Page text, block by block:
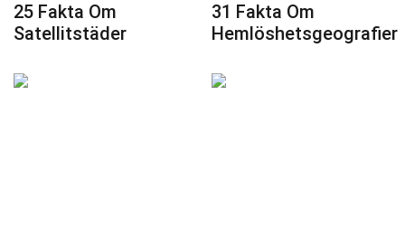
25 Fakta Om
Satellitstäder
31 Fakta Om
Hemlöshetsgeografier